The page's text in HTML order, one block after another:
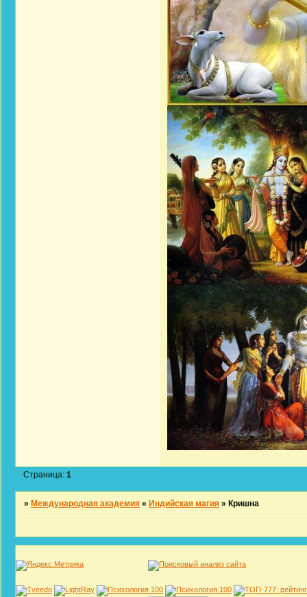
Страница:1
» Международная академия » Индийская магия » Кришна